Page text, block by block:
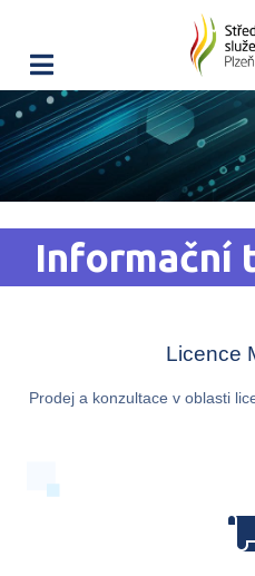
Informační
Licence
Prodej a konzultace v oblasti